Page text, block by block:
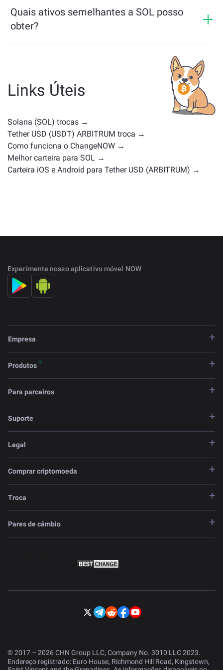
Quais ativos semelhantes a SOL posso
obter?
categoria — se é uma stablecoin, token de utilidade,
moeda de governança ou qualquer outro tipo.
Alternativas comuns incluem outras criptomoedas
com casos de uso ou posições de mercado
semelhantes. Confira todos os ativos disponíveis para
troca napágina principal de troca
Links Úteis
Solana (SOL) trocas →
Tether USD (USDT) ARBITRUM troca →
Como funciona o ChangeNOW →
Melhor carteira para SOL →
Carteira iOS e Android para Tether USD (ARBITRUM) →
Experimente nosso aplicativo móvel NOW
Empresa
Produtos
Para parceiros
Suporte
Legal
Comprar criptomoeda
Troca
Pares de câmbio
© 2017 – 2026 CHN Group LLC, Company No. 3010 LLC 2023.
Endereço registrado: Euro House, Richmond Hill Road, Kingstown,